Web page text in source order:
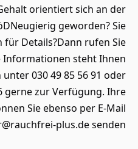
orientiert sich an der
geworden? Sie
Details?Dann rufen Sie
Informationen steht Ihnen
030 49 85 56 91 oder
gerne zur Verfügung. Ihre
Sie ebenso per E-Mail
plus.de senden.